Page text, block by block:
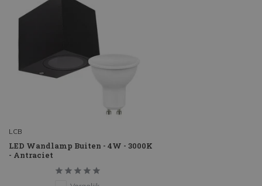
LCB
LED Wandlamp Buiten - 4W - 3000K
- Antraciet